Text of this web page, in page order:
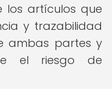
los artículos que
y trazabilidad
ambas partes y
el riesgo de